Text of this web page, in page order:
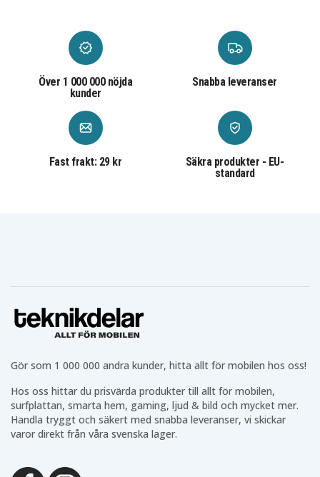
Över 1 000 000 nöjda
kunder
Snabba leveranser
Fast frakt: 29 kr
Säkra produkter - EU-
standard
Gör som 1 000 000 andra kunder, hitta allt för mobilen hos oss!
Hos oss hittar du prisvärda produkter till allt för mobilen,
surfplattan, smarta hem, gaming, ljud & bild och mycket mer.
Handla tryggt och säkert med snabba leveranser, vi skickar
varor direkt från våra svenska lager.